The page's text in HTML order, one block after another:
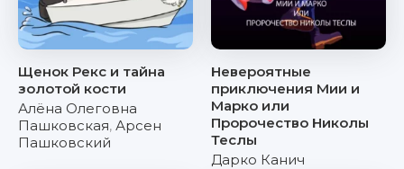
Щенок Рекс и тайна
золотой кости
Алёна Олеговна
Пашковская, Арсен
Пашковский
Невероятные
приключения Мии и
Марко или
Пророчество Николы
Теслы
Дарко Канич